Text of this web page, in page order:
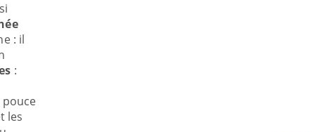
: il
:
les